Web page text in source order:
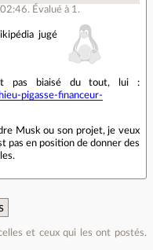
. Évalué à 1 .
jugé
pas biaisé du tout, lui :
pigasse-financeur-
Musk ou son projet, je veux
pas en position de donner des
et ceux qui les ont postés.